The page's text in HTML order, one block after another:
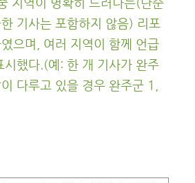
지역이 명확히 드러나는(단순
기사는 포함하지 않음) 리포
으며
여러 지역이 함께 언급
시했다.(예 : 한 개 기사가 완주
다루고 있을 경우 완주군 1,